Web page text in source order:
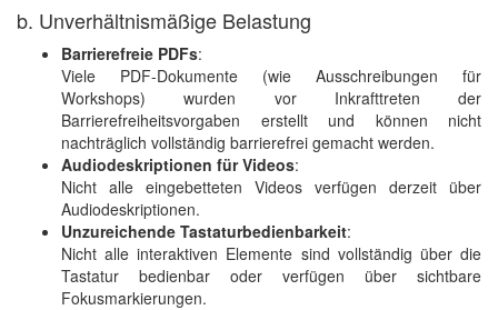
b. Unverhältnismäßige Belastung
Barrierefreie PDFs:
Viele PDF-Dokumente (wie Ausschreibungen für
Workshops) wurden vor Inkrafttreten der
Barrierefreiheitsvorgaben erstellt und können nicht
nachträglich vollständig barrierefrei gemacht werden.
Audiodeskriptionen für Videos:
Nicht alle eingebetteten Videos verfügen derzeit über
Audiodeskriptionen.
Unzureichende Tastaturbedienbarkeit:
Nicht alle interaktiven Elemente sind vollständig über die
Tastatur bedienbar oder verfügen über sichtbare
Fokusmarkierungen.